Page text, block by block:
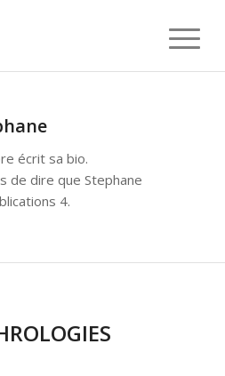
écrit sa bio.
de dire que Stephane
4.